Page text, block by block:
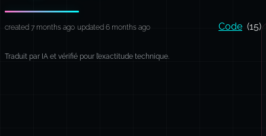
created 7 months ago updated 6 months ago Code (15)
Traduit par IA et vérifié pour l’exactitude technique.